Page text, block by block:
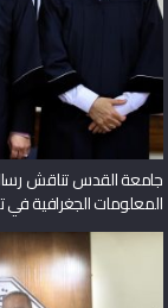
جامعة القدس تناقش
المعلومات الجغرافية في